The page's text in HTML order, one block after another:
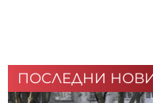
ПОСЛЕДНИ